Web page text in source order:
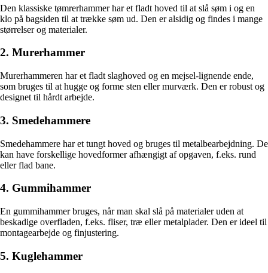
Den klassiske tømrerhammer har et fladt hoved til at slå søm i og en
klo på bagsiden til at trække søm ud. Den er alsidig og findes i mange
størrelser og materialer.
2. Murerhammer
Murerhammeren har et fladt slaghoved og en mejsel-lignende ende,
som bruges til at hugge og forme sten eller murværk. Den er robust og
designet til hårdt arbejde.
3. Smedehammere
Smedehammere har et tungt hoved og bruges til metalbearbejdning. De
kan have forskellige hovedformer afhængigt af opgaven, f.eks. rund
eller flad bane.
4. Gummihammer
En gummihammer bruges, når man skal slå på materialer uden at
beskadige overfladen, f.eks. fliser, træ eller metalplader. Den er ideel til
montagearbejde og finjustering.
5. Kuglehammer